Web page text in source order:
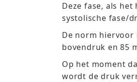
Deze fase, als
systolische fase/
De norm hiervoor
bovendruk en 85
Op het moment
wordt de druk